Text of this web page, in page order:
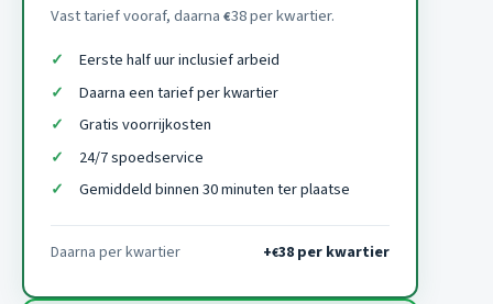
Vast tarief vooraf, daarna €38 per kwartier.
Eerste half uur inclusief arbeid
Daarna een tarief per kwartier
Gratis voorrijkosten
24/7 spoedservice
Gemiddeld binnen 30 minuten ter plaatse
Daarna per kwartier +€38 per kwartier